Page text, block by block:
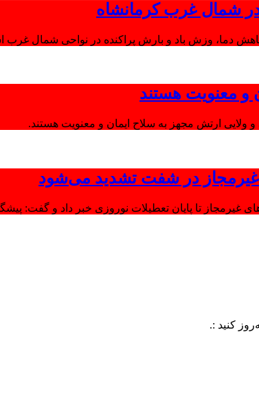
شمال غرب کرمانشاه
دما، وزش باد و بارش پراکنده در نواحی شمال
و معنویت هستند
در شفت تشدید می‌شود
تا پایان تعطیلات نوروزی خبر داد و گفت:
:.